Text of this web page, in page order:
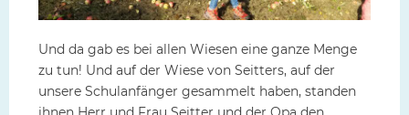
Und da gab es bei allen Wiesen eine ganze Menge
zu tun! Und auf der Wiese von Seitters, auf der
unsere Schulanfänger gesammelt haben, standen